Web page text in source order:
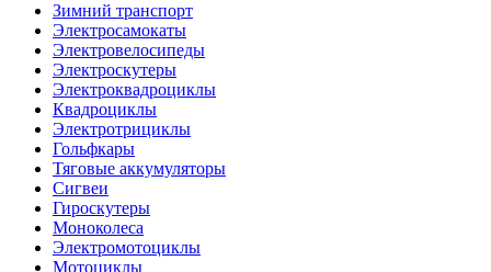
Зимний транспорт
Электросамокаты
Электровелосипеды
Электроскутеры
Электроквадроциклы
Квадроциклы
Электротрициклы
Гольфкары
Тяговые аккумуляторы
Сигвеи
Гироскутеры
Моноколеса
Электромотоциклы
Мотоциклы